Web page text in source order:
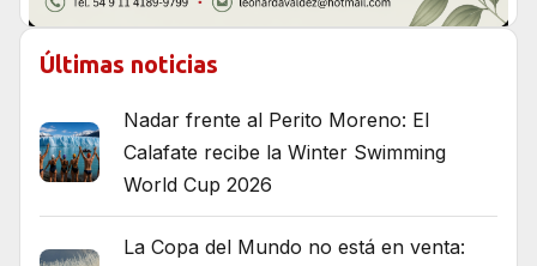
Últimas noticias
Nadar frente al Perito Moreno: El
Calafate recibe la Winter Swimming
World Cup 2026
La Copa del Mundo no está en venta: